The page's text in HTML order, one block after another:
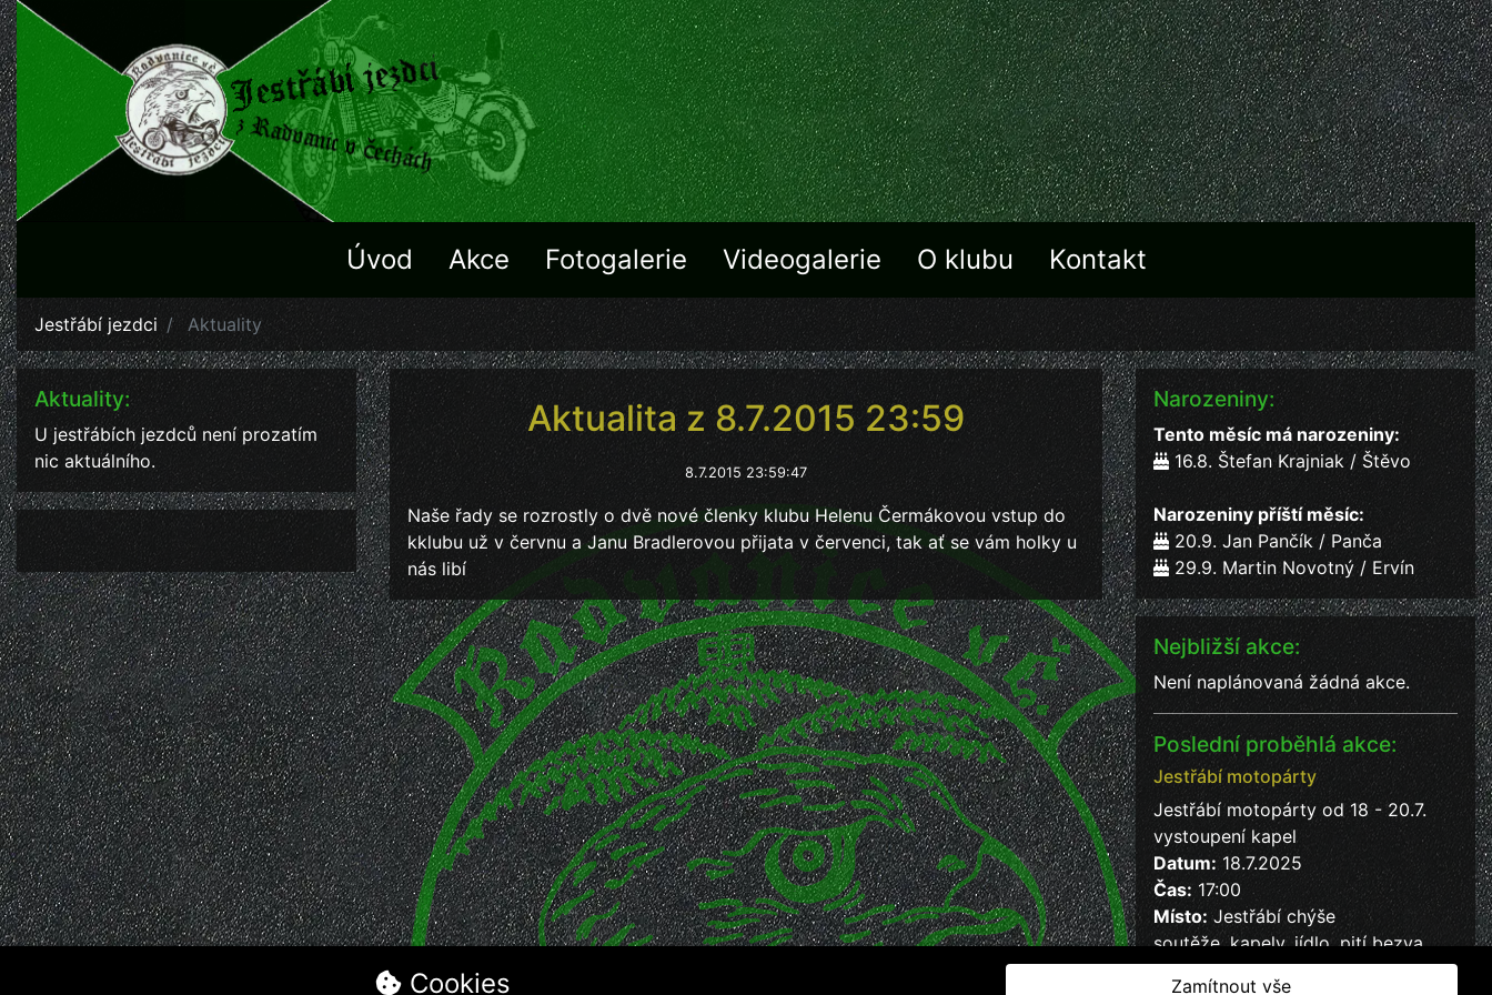
Úvod Akce Fotogalerie Videogalerie O klubu Kontakt
Jestřábí jezdci Aktuality
Aktuality:
U jestřábích jezdců není prozatím
nic aktuálního.
Aktualita z 8.7.2015 23:59
8.7.2015 23:59:47
Naše řady se rozrostly o dvě nové členky klubu Helenu Čermákovou vstup do
kklubu už v červnu a Janu Bradlerovou přijata v červenci, tak ať se vám holky u
nás libí
Narozeniny:
Tento měsíc má narozeniny:
16.8. Štefan Krajniak / Štěvo
Narozeniny příští měsíc:
20.9. Jan Pančík / Panča
29.9. Martin Novotný / Ervín
Nejbližší akce:
Není naplánovaná žádná akce.
Poslední proběhlá akce:
Jestřábí motopárty
Jestřábí motopárty od 18 - 20.7.
vystoupení kapel
Datum:18.7.2025
Čas: 17:00
Místo: Jestřábí chýše
soutěže, kapely, jídlo, pití bezva
kalba
Cookies Zamítnout vše